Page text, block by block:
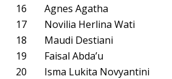
16
Agnes Agatha
17
Novilia Herlina Wati
18
Maudi Destiani
19
Faisal Abda’u
20
Isma Lukita Novyantini